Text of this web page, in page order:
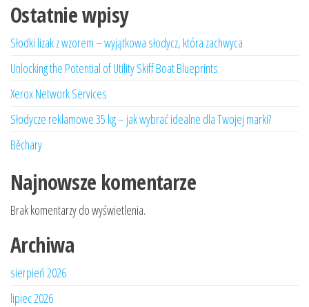
Ostatnie wpisy
Słodki lizak z wzorem – wyjątkowa słodycz, która zachwyca
Unlocking the Potential of Utility Skiff Boat Blueprints
Xerox Network Services
Słodycze reklamowe 35 kg – jak wybrać idealne dla Twojej marki?
Běchary
Najnowsze komentarze
Brak komentarzy do wyświetlenia.
Archiwa
sierpień 2026
lipiec 2026